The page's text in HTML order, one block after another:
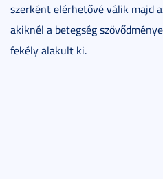
szerként elérhetővé válik majd
akiknél a betegség
fekély alakult ki.